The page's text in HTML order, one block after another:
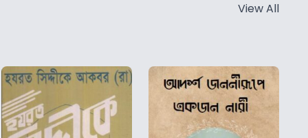
View All